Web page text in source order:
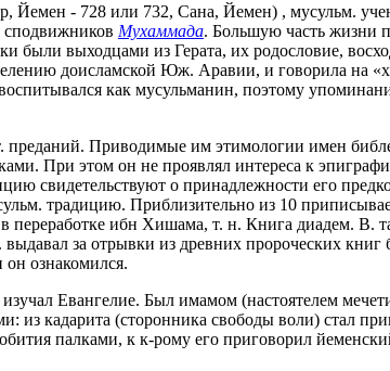
Йемен - 728 или 732, Сана, Йемен) , мусульм.
сподвижников Мухаммада. Большую часть жизни
были выходцами из Герата, их родословие,
доисламской Юж. Аравии, и говорила на
как мусульманин, поэтому
преданий. Приводимые им этимологии имен
При этом он не проявлял интереса к
свидетельствуют о принадлежности его
традицию. Приблизительно из 10
переработке ибн Хишама, т. н. Книга диадем. В.
за отрывки из древних пророческих книг
ознакомился.
Евангелие. Был имамом (настоятелем
из кадарита (сторонника свободы воли) стал
палками, к к-рому его приговорил